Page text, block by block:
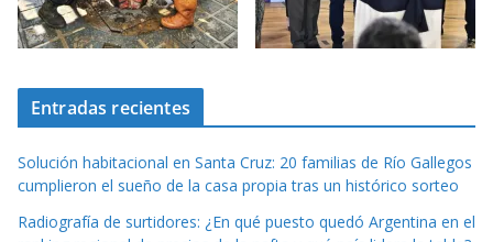
Entradas recientes
Solución habitacional en Santa Cruz: 20 familias de Río Gallegos
cumplieron el sueño de la casa propia tras un histórico sorteo
Radiografía de surtidores: ¿En qué puesto quedó Argentina en el